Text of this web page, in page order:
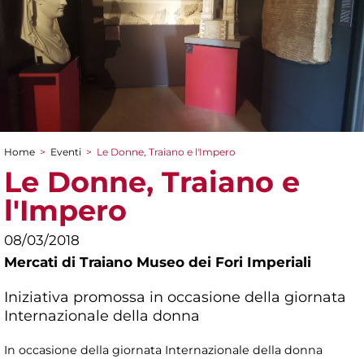
Tu sei qui
Home > Eventi > Le Donne, Traiano e l'Impero
Le Donne, Traiano e
l'Impero
08/03/2018
Mercati di Traiano Museo dei Fori Imperiali
Iniziativa promossa in occasione della giornata
Internazionale della donna
In occasione della giornata Internazionale della donna